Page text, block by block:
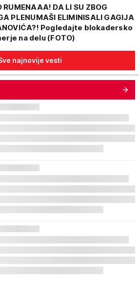
RUMENAAA! DA LI SU ZBOG
PLENUMAŠI ELIMINISALI GAGIJA
Pogledajte blokadersko
na delu (FOTO)
najnovije vesti